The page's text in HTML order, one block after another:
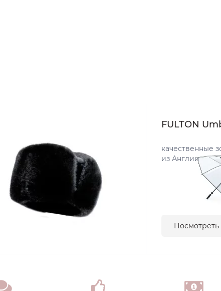
FULTON
качественные
из Англии
Посмотреть